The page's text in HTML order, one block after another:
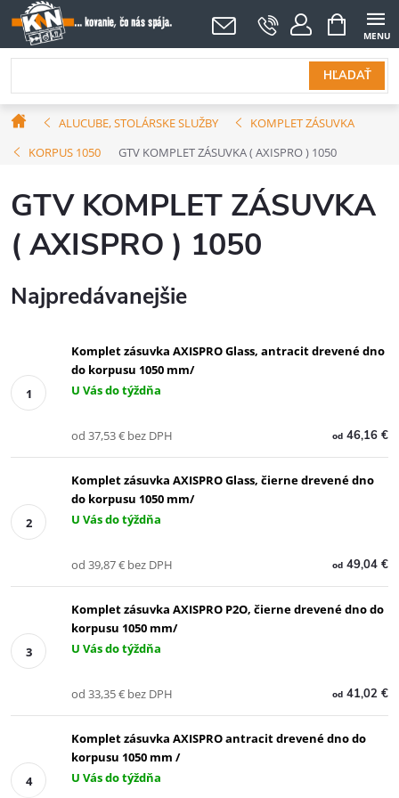
Prejsť
na
obsah
HĽADAŤ
NÁKUPNÝ
KOŠÍK
DomovALUCUBE, STOLÁRSKE SLUŽBY
KOMPLET ZÁSUVKA
KORPUS 1050
GTV KOMPLET ZÁSUVKA ( AXISPRO ) 1050
GTV KOMPLET ZÁSUVKA
( AXISPRO ) 1050
Najpredávanejšie
Komplet zásuvka AXISPRO Glass, antracit drevené dno
do korpusu 1050 mm/
U Vás do týždňa
od46,16 €
od 37,53 € bez DPH
Komplet zásuvka AXISPRO Glass, čierne drevené dno
do korpusu 1050 mm/
U Vás do týždňa
od49,04 €
od 39,87 € bez DPH
Komplet zásuvka AXISPRO P2O, čierne drevené dno do
korpusu 1050 mm/
U Vás do týždňa
od41,02 €
od 33,35 € bez DPH
Komplet zásuvka AXISPRO antracit drevené dno do
korpusu 1050 mm /
U Vás do týždňa